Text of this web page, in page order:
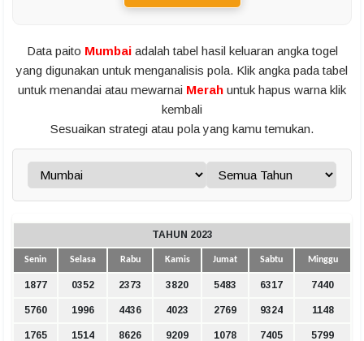
Data paito Mumbaiadalah tabel hasil keluaran angka togel
yang digunakan untuk menganalisis pola. Klik angka pada tabel
untuk menandai atau mewarnai Merah untuk hapus warna klik
kembali
Sesuaikan strategi atau pola yang kamu temukan.
TAHUN 2023
Senin Selasa Rabu Kamis Jumat Sabtu Minggu
1877 0352 2373 3820 5483 6317 7440
5760 1996 4436 4023 2769 9324 1148
1765 1514 8626 9209 1078 7405 5799